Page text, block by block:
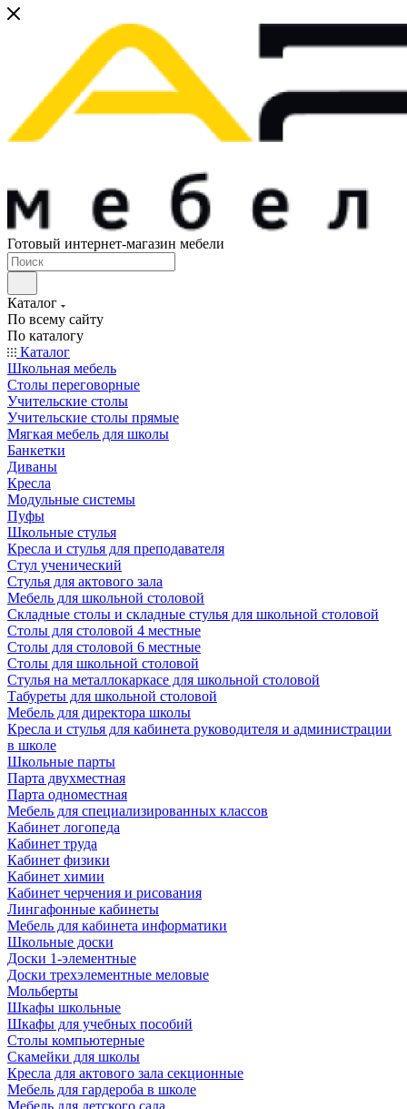
Готовый интернет-магазин мебели
Каталог
По всему сайту
По каталогу
Каталог
Школьная мебель
Столы переговорные
Учительские столы
Учительские столы прямые
Мягкая мебель для школы
Банкетки
Диваны
Кресла
Модульные системы
Пуфы
Школьные стулья
Кресла и стулья для преподавателя
Стул ученический
Стулья для актового зала
Мебель для школьной столовой
Складные столы и складные стулья для школьной столовой
Столы для столовой 4 местные
Столы для столовой 6 местные
Столы для школьной столовой
Стулья на металлокаркасе для школьной столовой
Табуреты для школьной столовой
Мебель для директора школы
Кресла и стулья для кабинета руководителя и администрации
в школе
Школьные парты
Парта двухместная
Парта одноместная
Мебель для специализированных классов
Кабинет логопеда
Кабинет труда
Кабинет физики
Кабинет химии
Кабинет черчения и рисования
Лингафонные кабинеты
Мебель для кабинета информатики
Школьные доски
Доски 1-элементные
Доски трехэлементные меловые
Мольберты
Шкафы школьные
Шкафы для учебных пособий
Столы компьютерные
Скамейки для школы
Кресла для актового зала секционные
Мебель для гардероба в школе
Мебель для детского сада